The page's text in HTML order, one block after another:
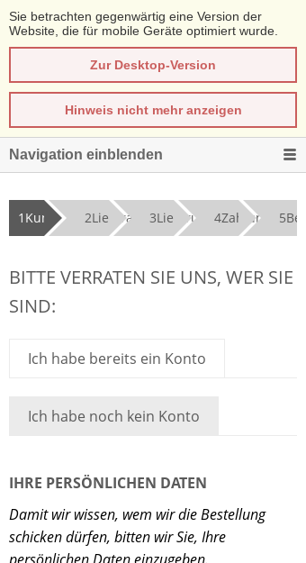
Sie betrachten gegenwärtig eine Version der
Website, die für mobile Geräte optimiert wurde.
Zur Desktop-Version
Hinweis nicht mehr anzeigen
Navigation einblenden
1 Kundendaten
2Lieferadresse
3Lieferung 4Zahlung 5
BITTE VERRATEN SIE UNS, WER SIE
SIND:
Ich habe bereits ein Konto
Ich habe noch kein Konto
IHRE PERSÖNLICHEN DATEN
Damit wir wissen, wem wir die Bestellung
schicken dürfen, bitten wir Sie, Ihre